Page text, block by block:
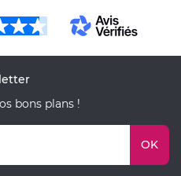
bons plans !
OK